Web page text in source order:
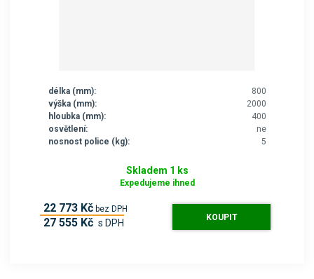
délka (mm):
800
výška (mm):
2000
hloubka (mm):
400
osvětlení:
ne
nosnost police (kg):
5
Skladem 1 ks
Expedujeme ihned
22 773 Kč bez DPH
27 555 Kč s DPH KOUPIT